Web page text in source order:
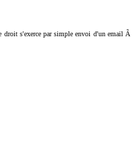
s'exerce par simple envoi d'un email Ã